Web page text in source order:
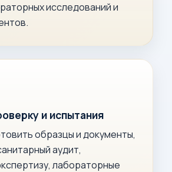
исследований и
и испытания
образцы и документы,
аудит,
лабораторные